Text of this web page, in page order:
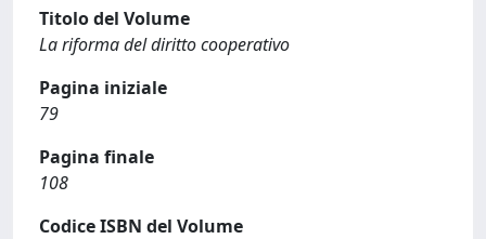
Titolo del Volume
La riforma del diritto cooperativo
Pagina iniziale
79
Pagina finale
108
Codice ISBN del Volume